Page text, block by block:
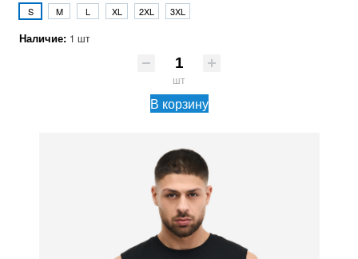
S M L XL 2XL 3XL
Наличие: 1 шт
шт
В корзину